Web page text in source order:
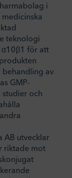
i
teknologi
α10β1 för att
behandling av
GMP-
och
AB utvecklar
riktade mot